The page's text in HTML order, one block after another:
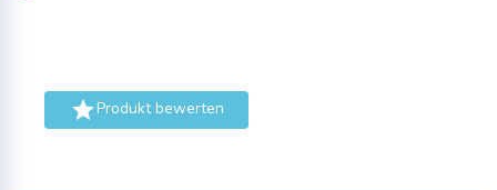
Produkt bewerten